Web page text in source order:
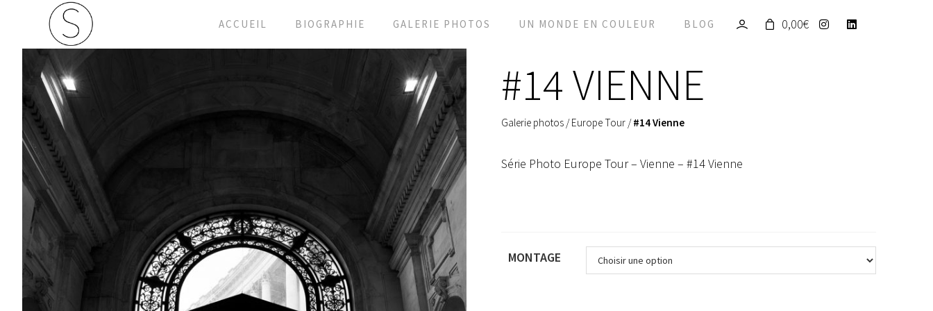
ACCUEIL BIOGRAPHIE GALERIE PHOTOS UN MONDE EN COULEUR BLOG 0,00€
#14 VIENNE
Galerie photos /Europe Tour /#14 Vienne
Série Photo Europe Tour – Vienne – #14 Vienne
MONTAGE